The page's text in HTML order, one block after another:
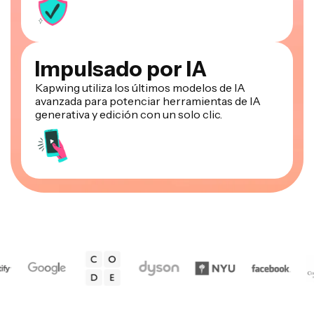
Impulsado por IA
Kapwing utiliza los últimos modelos de IA
avanzada para potenciar herramientas de IA
generativa y edición con un solo clic.